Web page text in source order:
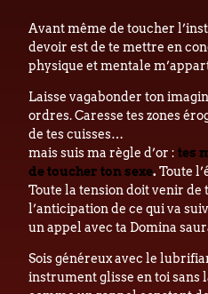
Avant même de toucher
devoir est de te mettre en
physique et mentale
Laisse vagabonder ton
ordres. Caresse tes zones
de tes cuisses…
mais suis ma règle d’or :tes
de toucher ton sexe. Toute
Toute la tension doit venir de
l’anticipation de ce qui va
un appel avec ta Domina
Sois généreux avec le
instrument glisse en toi sans